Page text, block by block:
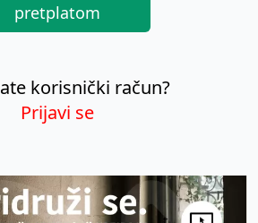
pretplatom
korisnički račun?
Prijavi se